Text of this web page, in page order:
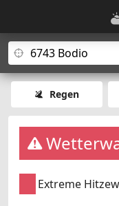
Regen
Extreme